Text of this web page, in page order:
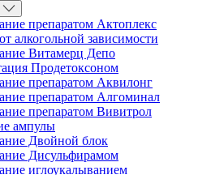
препаратом Актоплекс
алкогольной зависимости
Витамерц Депо
Продетоксоном
препаратом Аквилонг
препаратом Алгоминал
препаратом Вивитрол
ампулы
Двойной блок
Дисульфирамом
иглоукалыванием